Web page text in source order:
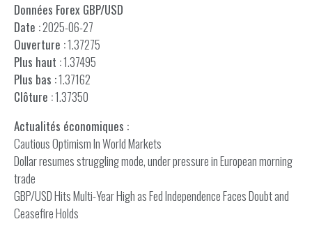
Données Forex GBP/USD
Date :2025-06-27
Ouverture :1.37275
Plus haut :1.37495
Plus bas :1.37162
Clôture :1.37350
Actualités économiques :
Cautious Optimism In World Markets
Dollar resumes struggling mode, under pressure in European morning
trade
GBP/USD Hits Multi-Year High as Fed Independence Faces Doubt and
Ceasefire Holds